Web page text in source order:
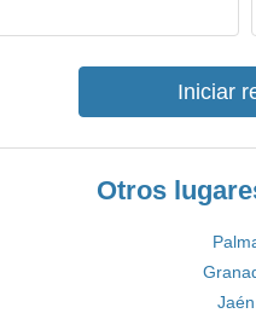
Iniciar
Otros
Jaén